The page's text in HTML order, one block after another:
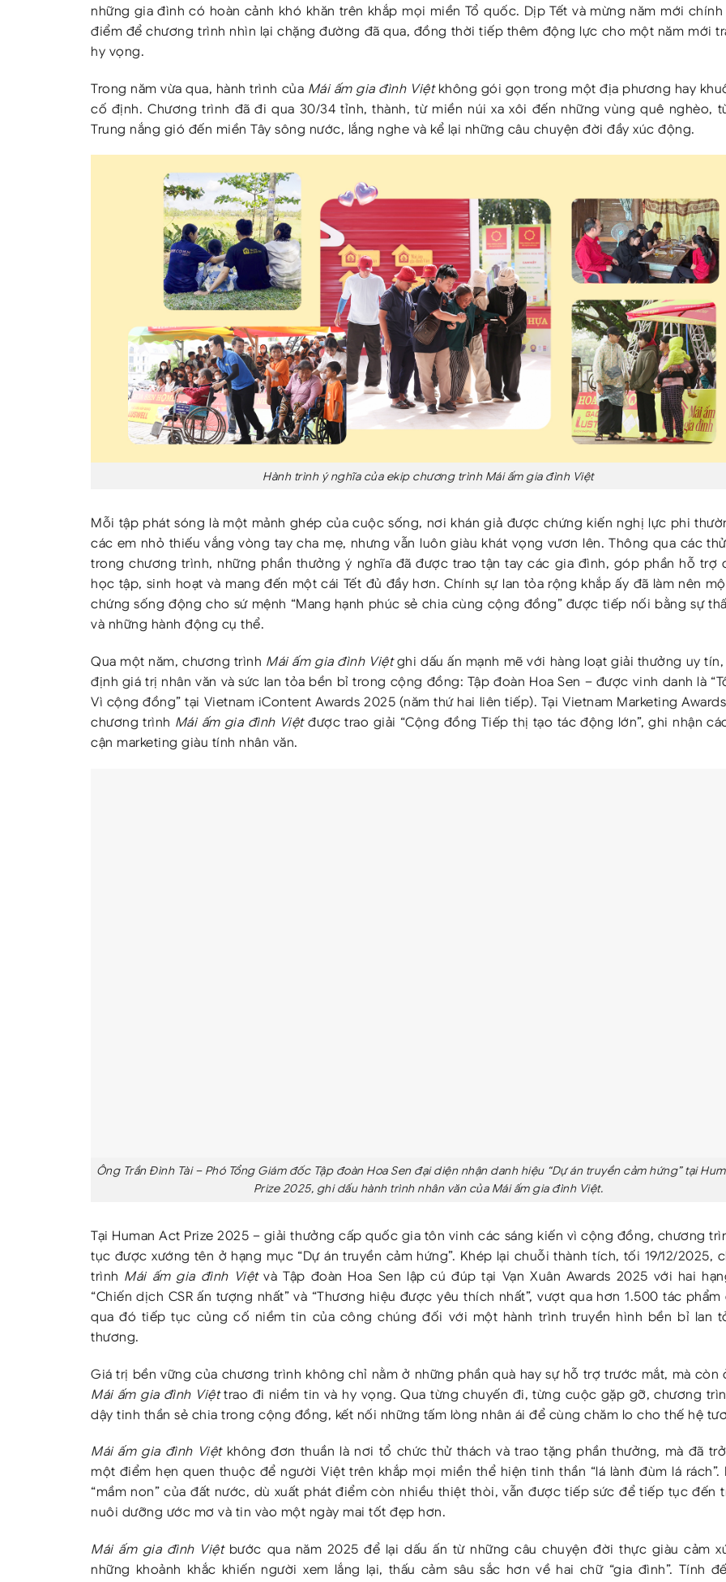
những gia đình có hoàn cảnh khó khăn trên khắp mọi miền Tổ quốc. Dịp Tết và mừng năm mới chính
điểm để chương trình nhìn lại chặng đường đã qua, đồng thời tiếp thêm động lực cho một năm mới
hy vọng.
Trong năm vừa qua, hành trình của Mái ấm gia đình Việtkhông gói gọn trong một địa phương hay
cố định. Chương trình đã đi qua 30/34 tỉnh, thành, từ miền núi xa xôi đến những vùng quê nghèo,
Trung nắng gió đến miền Tây sông nước, lắng nghe và kể lại những câu chuyện đời đầy xúc động.
Hành trình ý nghĩa của ekip chương trình Mái ấm gia đình Việt
Mỗi tập phát sóng là một mảnh ghép của cuộc sống, nơi khán giả được chứng kiến nghị lực phi
các em nhỏ thiếu vắng vòng tay cha mẹ, nhưng vẫn luôn giàu khát vọng vươn lên. Thông qua các
trong chương trình, những phần thưởng ý nghĩa đã được trao tận tay các gia đình, góp phần hỗ trợ
học tập, sinh hoạt và mang đến một cái Tết đủ đầy hơn. Chính sự lan tỏa rộng khắp ấy đã làm nên
chứng sống động cho sứ mệnh “Mang hạnh phúc sẻ chia cùng cộng đồng” được tiếp nối bằng sự
và những hành động cụ thể.
Qua một năm, chương trình Mái ấm gia đình Việtghi dấu ấn mạnh mẽ với hàng loạt giải thưởng uy tín,
định giá trị nhân văn và sức lan tỏa bền bỉ trong cộng đồng: Tập đoàn Hoa Sen – được vinh danh là
Vì cộng đồng” tại Vietnam iContent Awards 2025 (năm thứ hai liên tiếp). Tại Vietnam Marketing
chương trình Mái ấm gia đình Việtđược trao giải “Cộng đồng Tiếp thị tạo tác động lớn”, ghi nhận
cận marketing giàu tính nhân văn.
Ông Trần Đình Tài – Phó Tổng Giám đốc Tập đoàn Hoa Sen đại diện nhận danh hiệu “Dự án truyền cảm hứng” tại
Prize 2025, ghi dấu hành trình nhân văn của Mái ấm gia đình Việt.
Tại Human Act Prize 2025 – giải thưởng cấp quốc gia tôn vinh các sáng kiến vì cộng đồng, chương
tục được xướng tên ở hạng mục “Dự án truyền cảm hứng”. Khép lại chuỗi thành tích, tối 19/12/2025,
trình Mái ấm gia đình Việtvà Tập đoàn Hoa Sen lập cú đúp tại Vạn Xuân Awards 2025 với hai
“Chiến dịch CSR ấn tượng nhất” và “Thương hiệu được yêu thích nhất”, vượt qua hơn 1.500 tác phẩm
qua đó tiếp tục củng cố niềm tin của công chúng đối với một hành trình truyền hình bền bỉ lan
thương.
Giá trị bền vững của chương trình không chỉ nằm ở những phần quà hay sự hỗ trợ trước mắt, mà còn
Mái ấm gia đình Việttrao đi niềm tin và hy vọng. Qua từng chuyến đi, từng cuộc gặp gỡ, chương
dậy tinh thần sẻ chia trong cộng đồng, kết nối những tấm lòng nhân ái để cùng chăm lo cho thế hệ
Mái ấm gia đình Việtkhông đơn thuần là nơi tổ chức thử thách và trao tặng phần thưởng, mà đã
một điểm hẹn quen thuộc để người Việt trên khắp mọi miền thể hiện tinh thần “lá lành đùm lá rách”.
“mầm non” của đất nước, dù xuất phát điểm còn nhiều thiệt thòi, vẫn được tiếp sức để tiếp tục đến
nuôi dưỡng ước mơ và tin vào một ngày mai tốt đẹp hơn.
Mái ấm gia đình Việtbước qua năm 2025 để lại dấu ấn từ những câu chuyện đời thực giàu cảm
những khoảnh khắc khiến người xem lắng lại, thấu cảm sâu sắc hơn về hai chữ “gia đình”. Tính